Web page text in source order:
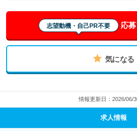
志望動機・自己PR不要 応募
気になる
情報更新日：2026/06/
求人情報